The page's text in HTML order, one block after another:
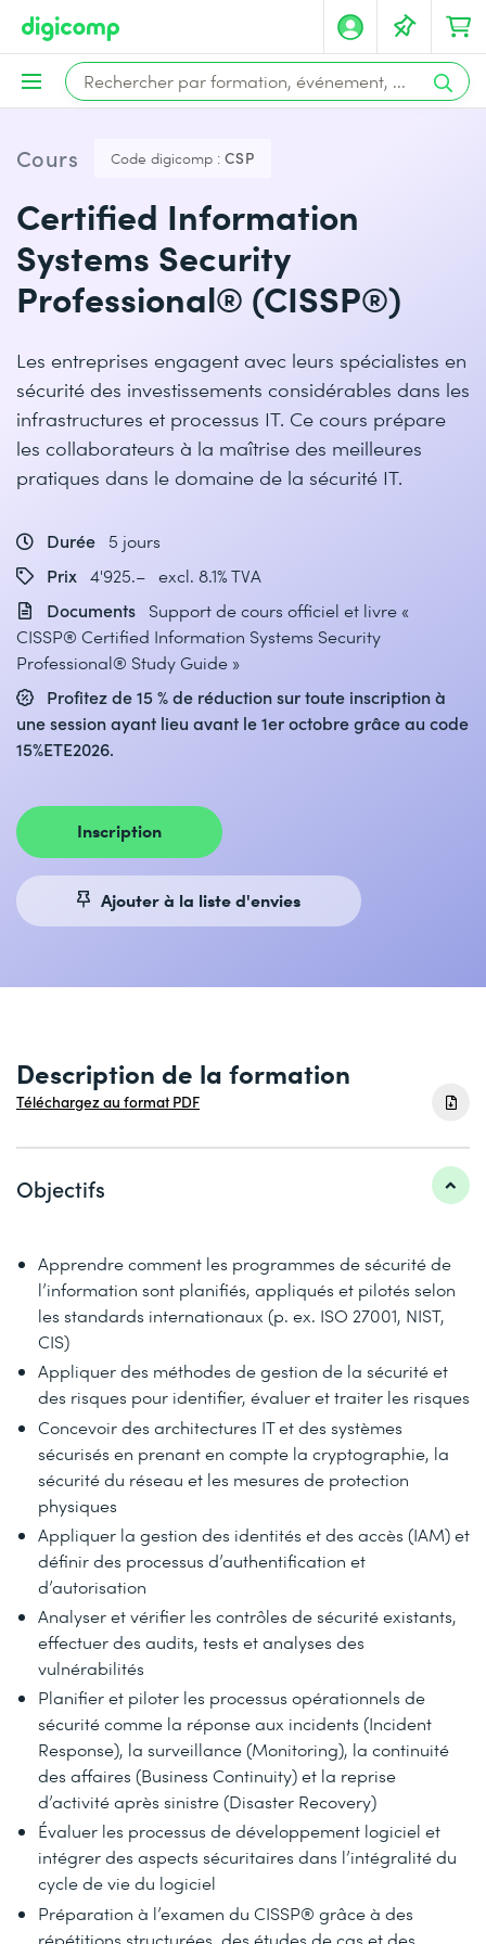
Cours Code digicomp : CSP
Certified Information
Systems Security
Professional® (CISSP®)
Les entreprises engagent avec leurs spécialistes en
sécurité des investissements considérables dans les
infrastructures et processus IT. Ce cours prépare
les collaborateurs à la maîtrise des meilleures
pratiques dans le domaine de la sécurité IT.
Durée
5 jours
Prix
4'925.– excl. 8.1% TVA
Documents
Support de cours officiel et livre «
CISSP® Certified Information Systems Security
Professional® Study Guide »
Profitez de 15 % de réduction sur toute inscription à
une session ayant lieu avant le 1er octobre grâce au code
15%ETE2026.
Inscription
Ajouter à la liste d'envies
Description de la formation
Téléchargez au format PDF
Objectifs
Apprendre comment les programmes de sécurité de
l’information sont planifiés, appliqués et pilotés selon
les standards internationaux (p. ex. ISO 27001, NIST,
CIS)
Appliquer des méthodes de gestion de la sécurité et
des risques pour identifier, évaluer et traiter les risques
Concevoir des architectures IT et des systèmes
sécurisés en prenant en compte la cryptographie, la
sécurité du réseau et les mesures de protection
physiques
Appliquer la gestion des identités et des accès (IAM) et
définir des processus d’authentification et
d’autorisation
Analyser et vérifier les contrôles de sécurité existants,
effectuer des audits, tests et analyses des
vulnérabilités
Planifier et piloter les processus opérationnels de
sécurité comme la réponse aux incidents (Incident
Response), la surveillance (Monitoring), la continuité
des affaires (Business Continuity) et la reprise
d’activité après sinistre (Disaster Recovery)
Évaluer les processus de développement logiciel et
intégrer des aspects sécuritaires dans l’intégralité du
cycle de vie du logiciel
Préparation à l’examen du CISSP® grâce à des
répétitions structurées, des études de cas et des